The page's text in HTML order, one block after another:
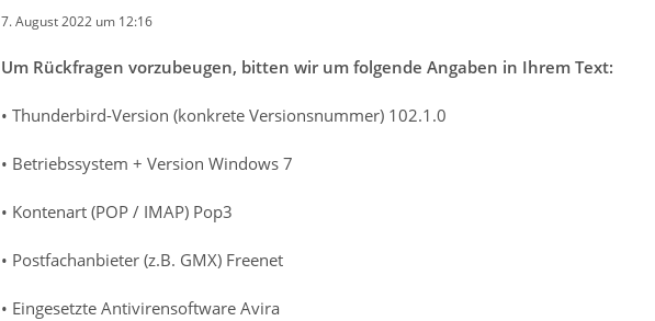
7. August 2022 um 12:16
Um Rückfragen vorzubeugen, bitten wir um folgende Angaben in Ihrem Text:
• Thunderbird-Version (konkrete Versionsnummer) 102.1.0
• Betriebssystem + Version Windows 7
• Kontenart (POP / IMAP) Pop3
• Postfachanbieter (z.B. GMX) Freenet
• Eingesetzte Antivirensoftware Avira